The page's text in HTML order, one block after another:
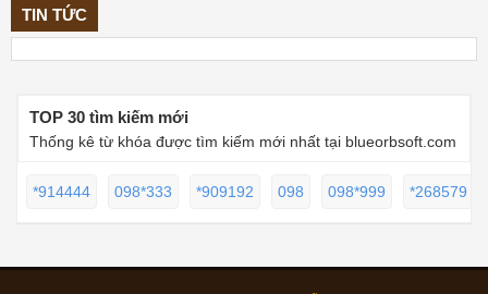
TIN TỨC
TOP 30 tìm kiếm mới
Thống kê từ khóa được tìm kiếm mới nhất tại blueorbsoft.com
*914444 098*333 *909192 098 098*999 *268579